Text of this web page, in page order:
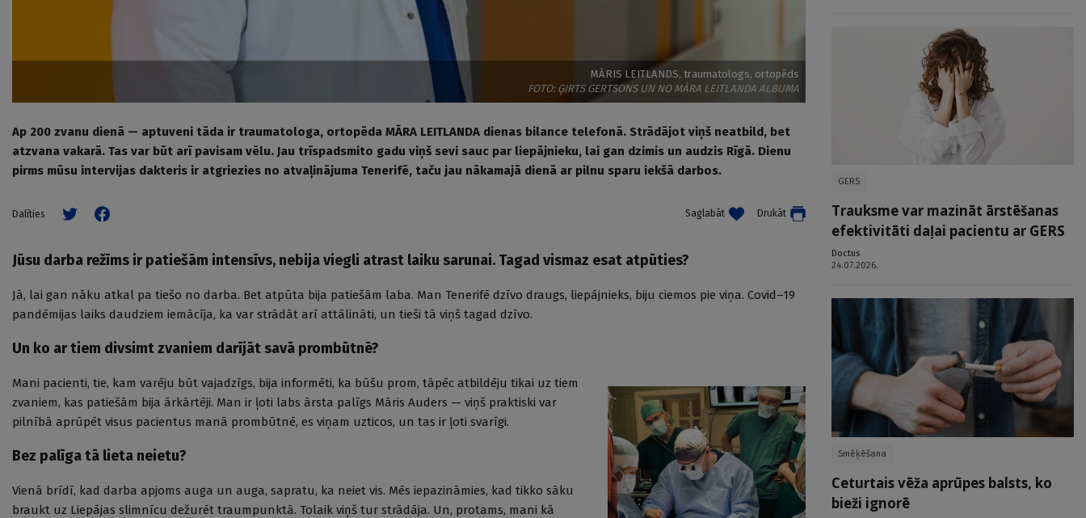
MĀRIS LEITLANDS, traumatologs, ortopēds
FOTO: ĢIRTS GERTSONS UN NO MĀRA LEITLANDA ALBUMA
Ap 200 zvanu dienā — aptuveni tāda ir traumatologa, ortopēda MĀRA LEITLANDA dienas bilance telefonā. Strādājot viņš neatbild, bet
atzvana vakarā. Tas var būt arī pavisam vēlu. Jau trīspadsmito gadu viņš sevi sauc par liepājnieku, lai gan dzimis un audzis Rīgā. Dienu
pirms mūsu intervijas dakteris ir atgriezies no atvaļinājuma Tenerifē, taču jau nākamajā dienā ar pilnu sparu iekšā darbos.
Dalīties Saglabāt Drukāt
Jūsu darba režīms ir patiešām intensīvs, nebija viegli atrast laiku sarunai. Tagad vismaz esat atpūties?
Jā, lai gan nāku atkal pa tiešo no darba. Bet atpūta bija patiešām laba. Man Tenerifē dzīvo draugs, liepājnieks, biju ciemos pie viņa. Covid–19
pandēmijas laiks daudziem iemācīja, ka var strādāt arī attālināti, un tieši tā viņš tagad dzīvo.
Un ko ar tiem divsimt zvaniem darījāt savā prombūtnē?
Mani pacienti, tie, kam varēju būt vajadzīgs, bija informēti, ka būšu prom, tāpēc atbildēju tikai uz tiem
zvaniem, kas patiešām bija ārkārtēji. Man ir ļoti labs ārsta palīgs Māris Auders — viņš praktiski var
pilnībā aprūpēt visus pacientus manā prombūtnē, es viņam uzticos, un tas ir ļoti svarīgi.
Bez palīga tā lieta neietu?
Vienā brīdī, kad darba apjoms auga un auga, sapratu, ka neiet vis. Mēs iepazināmies, kad tikko sāku
braukt uz Liepājas slimnīcu dežurēt traumpunktā. Tolaik viņš tur strādāja. Un, protams, mani kā
GERS
Trauksme var mazināt ārstēšanas
efektivitāti daļai pacientu ar GERS
Doctus
24.07.2026.
Smēķēšana
Ceturtais vēža aprūpes balsts, ko
bieži ignorē